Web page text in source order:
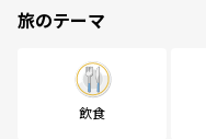
旅のテーマ
飲食